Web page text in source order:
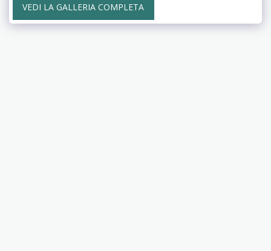
VEDI LA GALLERIA COMPLETA